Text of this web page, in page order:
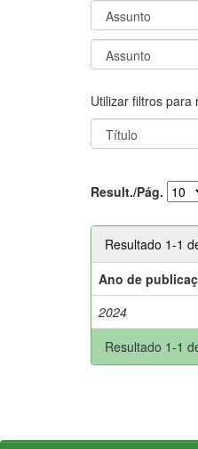
Utilizar filtros para
Result./Pág.
Resultado 1-1
Ano de
2024
Resultado 1-1